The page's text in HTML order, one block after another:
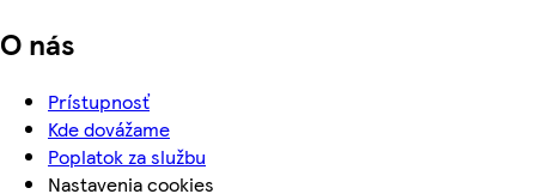
O nás
Prístupnosť
Kde dovážame
Poplatok za službu
Nastavenia cookies